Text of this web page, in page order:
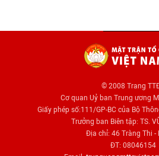
© 2008 Trang
Cơ quan Uỷ ban Trung ương
Giấy phép số:111/GP-BC của Bộ
Trưởng ban Biên tập: TS.
Địa chỉ: 46 Tràng Thi -
ĐT: 08046154